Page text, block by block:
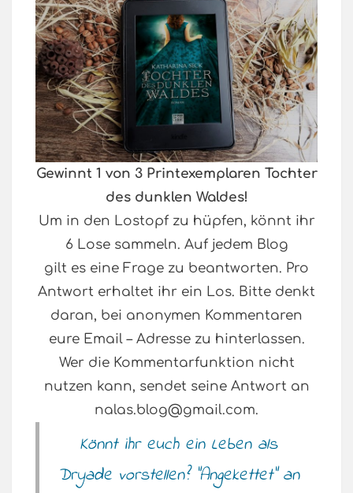
Gewinnt 1 von 3 Printexemplaren Tochter
des dunklen Waldes!
Um in den Lostopf zu hüpfen, könnt ihr
6 Lose sammeln. Auf jedem Blog
gilt es eine Frage zu beantworten. Pro
Antwort erhaltet ihr ein Los. Bitte denkt
daran, bei anonymen Kommentaren
eure Email – Adresse zu hinterlassen.
Wer die Kommentarfunktion nicht
nutzen kann, sendet seine Antwort an
nalas.blog@gmail.com.
Könnt ihr euch ein Leben als
Dryade vorstellen? “Angekettet” an